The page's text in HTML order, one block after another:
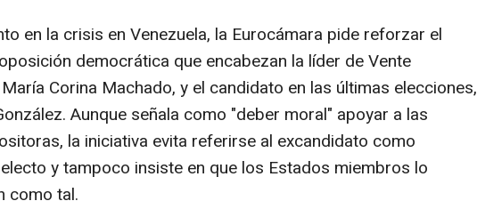
en la crisis en Venezuela, la Eurocámara pide reforzar el
democrática que encabezan la líder de Vente
Corina Machado, y el candidato en las últimas elecciones,
Aunque señala como "deber moral" apoyar a las
la iniciativa evita referirse al excandidato como
y tampoco insiste en que los Estados miembros lo
como tal.